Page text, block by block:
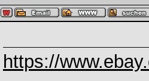
https://